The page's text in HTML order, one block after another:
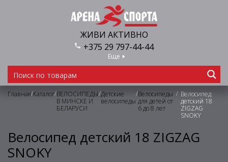
ЖИВИ АКТИВНО
+375 29 797-44-44
Еще
Главная/Каталог/ВЕЛОСИПЕДЫ
В МИНСКЕ И
БЕЛАРУСИ
/Детские
велосипеды
/Велосипеды
для детей от
6 до 8 лет
/ Велосипед
детский 18
ZIGZAG
SNOKY
Велосипед детский 18 ZIGZAG
SNOKY